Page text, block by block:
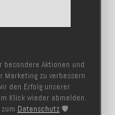
Aktionen und
Marketing zu verbessern
den Erfolg unserer
Klick wieder abmelden.
Datenschutz 🛡️